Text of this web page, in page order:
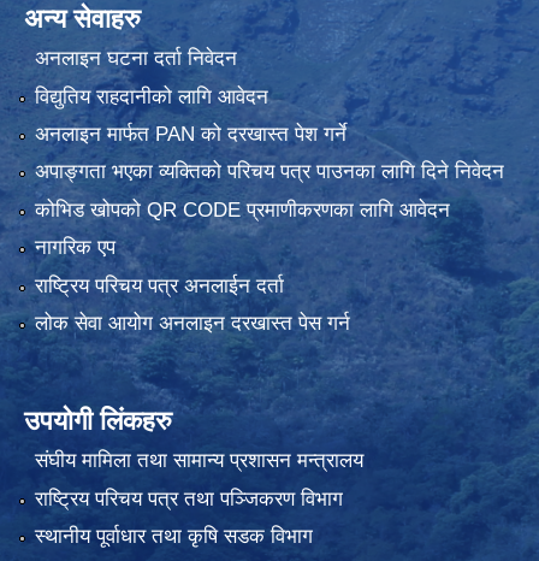
अन्य सेवाहरु
अनलाइन घटना दर्ता निवेदन
विद्युतिय राहदानीको लागि आवेदन
अनलाइन मार्फत PAN को दरखास्त पेश गर्ने
अपाङ्गता भएका व्यक्तिको परिचय पत्र पाउनका लागि दिने निवेदन
कोभिड खोपको QR CODE प्रमाणीकरणका लागि आवेदन
नागरिक एप
राष्ट्रिय परिचय पत्र अनलाईन दर्ता
लोक सेवा आयोग अनलाइन दरखास्त पेस गर्न
उपयोगी लिंकहरु
संघीय मामिला तथा सामान्य प्रशासन मन्त्रालय
राष्ट्रिय परिचय पत्र तथा पञ्जिकरण विभाग
स्थानीय पूर्वाधार तथा कृषि सडक विभाग